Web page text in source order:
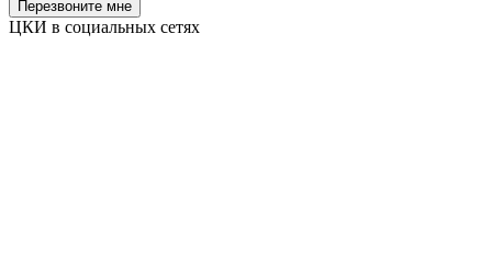
Перезвоните мне
ЦКИ в социальных сетях